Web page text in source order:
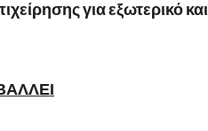
για εξωτερικό και